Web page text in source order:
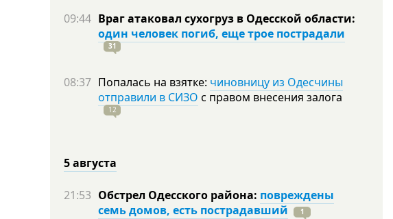
09:44 Враг атаковал сухогруз в Одесской области:
один человек погиб, еще трое пострадали
31
08:37 Попалась на взятке: чиновницу из Одесчины
отправили в СИЗО с правом внесения залога
12
5 августа
21:53 Обстрел Одесского района: повреждены
семь домов, есть пострадавший
1